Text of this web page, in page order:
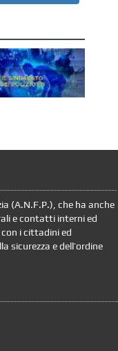
(A.N.F.P.), che ha anche
e contatti interni ed
i cittadini ed
sicurezza e dell’ordine